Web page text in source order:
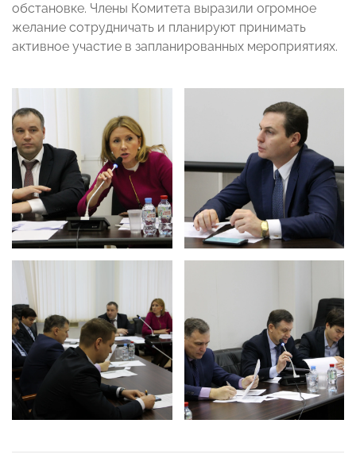
обстановке. Члены Комитета выразили огромное
желание сотрудничать и планируют принимать
активное участие в запланированных мероприятиях.